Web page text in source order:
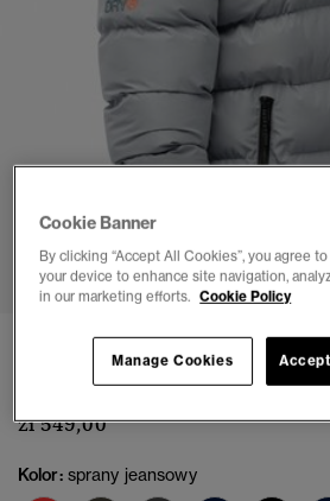
1 2 3 4 5
Sportowa kurtka puchowa z
(8)
zł 549,00
Kolor: sprany jeansowy
Cookie Banner
By clicking “Accept All Cookies”, you agree
your device to enhance site navigation,
in our marketing efforts. Cookie Policy
Manage Cookies